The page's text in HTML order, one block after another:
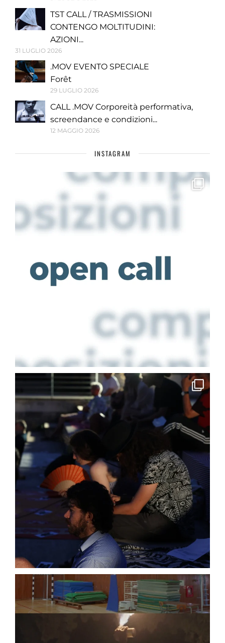
TST CALL / TRASMISSIONI
CONTENGO MOLTITUDINI:
AZIONI...
31 LUGLIO 2026
.MOV EVENTO SPECIALE
Forêt
29 LUGLIO 2026
CALL .MOV Corporeità performativa,
screendance e condizioni...
12 MAGGIO 2026
INSTAGRAM